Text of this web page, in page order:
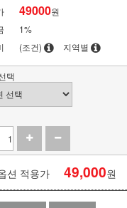
49000원
1%
(조건) 지역별
택
션 적용가 49,000원